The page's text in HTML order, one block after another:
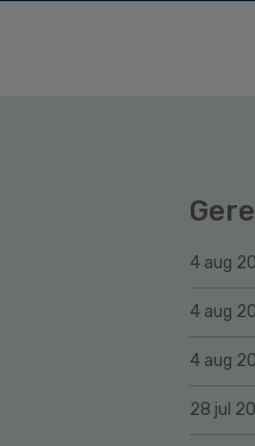
4 aug
4 aug
4 aug
28 jul